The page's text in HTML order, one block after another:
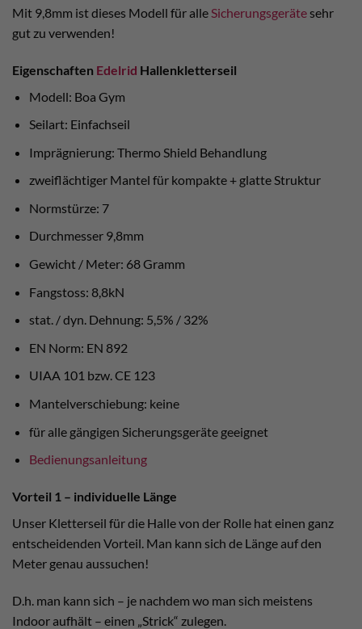
Mit 9,8mm ist dieses Modell für alle Sicherungsgeräte sehr
gut zu verwenden!
Eigenschaften Edelrid Hallenkletterseil
Modell: Boa Gym
Seilart: Einfachseil
Imprägnierung: Thermo Shield Behandlung
zweiflächtiger Mantel für kompakte + glatte Struktur
Normstürze: 7
Durchmesser 9,8mm
Gewicht / Meter: 68 Gramm
Fangstoss: 8,8kN
stat. / dyn. Dehnung: 5,5% / 32%
EN Norm: EN 892
UIAA 101 bzw. CE 123
Mantelverschiebung: keine
für alle gängigen Sicherungsgeräte geeignet
Bedienungsanleitung
Vorteil 1 – individuelle Länge
Unser Kletterseil für die Halle von der Rolle hat einen ganz
entscheidenden Vorteil. Man kann sich de Länge auf den
Meter genau aussuchen!
D.h. man kann sich – je nachdem wo man sich meistens
Indoor aufhält – einen „Strick“ zulegen.